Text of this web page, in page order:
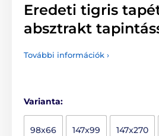
Eredeti tigris
absztrakt
További információk ›
Varianta:
98x66 147x99 147x270